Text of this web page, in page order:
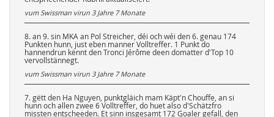
vum Swissman virun 3 Jahre 7 Monate
8. an 9. sin MKA an Pol Streicher, déi och wéi den 6. genau 174
Punkten hunn, just eben manner Volltreffer. 1 Punkt do
hannendrun kënnt den Tronci Jérôme deen domatter d'Top 10
vervollstännegt.
vum Swissman virun 3 Jahre 7 Monate
7. gëtt den Ha Nguyen, punktgläich mam Käpt'n Chouffe, an si
hunn och allen zwee 6 Volltreffer, do huet also d'Schätzfro
missten entscheeden. Et sinn insgesamt 172 Goaler gefall, den